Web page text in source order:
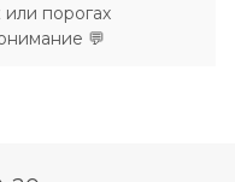
порогах
💬